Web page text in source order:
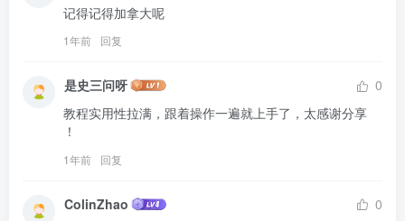
记得记得加拿大呢
1年前 回复
是史三问呀
0
教程实用性拉满，跟着操作一遍就上手了，太感谢分享
！
1年前 回复
ColinZhao
0